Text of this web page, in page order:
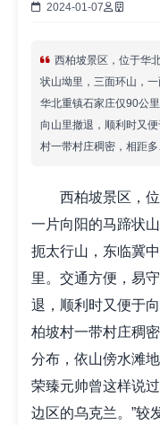
2024-01-07
西柏坡景区，位于华
状山坳里，三面环山，
华北重镇石家庄仅90公
向山里撤退，顺利时又
村一带村庄稠密，相距
西柏坡景区，位
一片向阳的马蹄状
扼太行山，东临冀
里。交通方便，易
退，顺利时又便于
柏坡村一带村庄稠
分布，依山傍水滩
荣臻元帅曾这样说
边区的乌克兰。”较